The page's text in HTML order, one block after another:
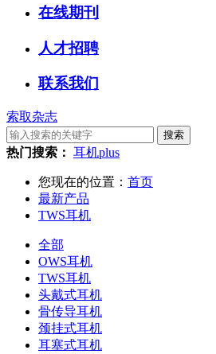
在线期刊
人才招聘
联系我们
索取杂志
搜索
热门搜索： 耳机plus
您现在的位置： 首页
最新产品
TWS耳机
全部
OWS耳机
TWS耳机
头戴式耳机
骨传导耳机
颈挂式耳机
耳塞式耳机